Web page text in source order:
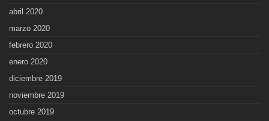
abril 2020
marzo 2020
febrero 2020
enero 2020
diciembre 2019
noviembre 2019
octubre 2019